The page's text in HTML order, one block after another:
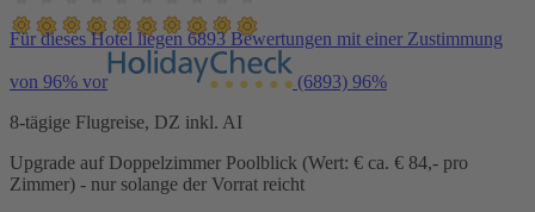
Für dieses Hotel liegen 6893 Bewertungen mit einer Zustimmung
von 96% vor (6893) 96%
8-tägige Flugreise, DZ inkl. AI
Upgrade auf Doppelzimmer Poolblick (Wert: € ca. € 84,- pro
Zimmer) - nur solange der Vorrat reicht